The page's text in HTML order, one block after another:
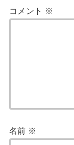
コメント ※
名前 ※